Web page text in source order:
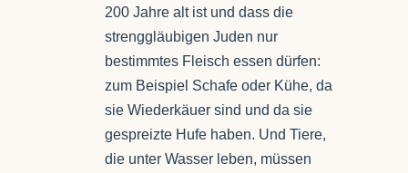
200 Jahre alt ist und dass die
strenggläubigen Juden nur
bestimmtes Fleisch essen dürfen:
zum Beispiel Schafe oder Kühe, da
sie Wiederkäuer sind und da sie
gespreizte Hufe haben. Und Tiere,
die unter Wasser leben, müssen